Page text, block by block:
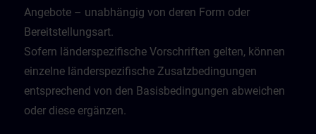
Angebote – unabhängig von deren Form oder
Bereitstellungsart.
Sofern länderspezifische Vorschriften gelten, können
einzelne länderspezifische Zusatzbedingungen
entsprechend von den Basisbedingungen abweichen
oder diese ergänzen.